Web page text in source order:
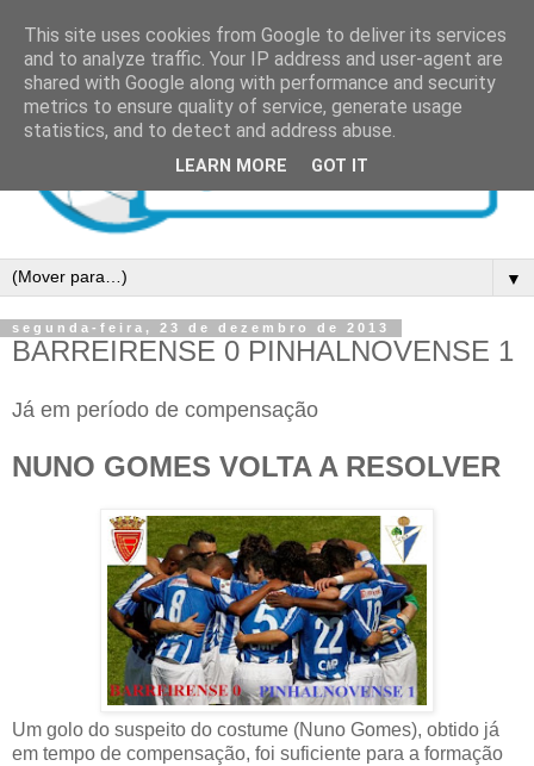
▼
segunda-feira, 23 de dezembro de 2013
BARREIRENSE 0 PINHALNOVENSE 1
Já em período de compensação
NUNO GOMES VOLTA A RESOLVER
Um golo do suspeito do costume (Nuno Gomes), obtido já
em tempo de compensação, foi suficiente para a formação
This site uses cookies from Google to deliver its services
and to analyze traffic. Your IP address and user-agent are
shared with Google along with performance and security
metrics to ensure quality of service, generate usage
statistics, and to detect and address abuse.
LEARN MORE GOT IT